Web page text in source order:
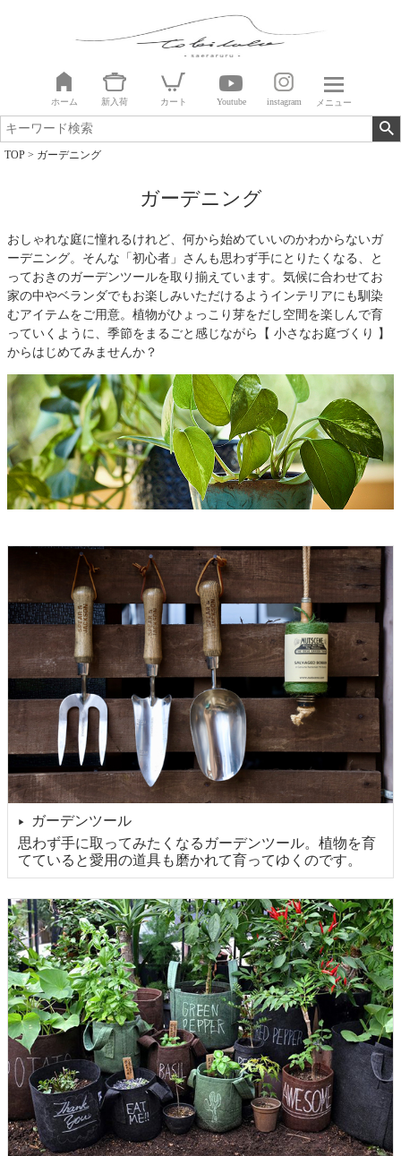
ホーム 新入荷 カート Youtube instagram メニュー
TOP ガーデニング
ガーデニング
おしゃれな庭に憧れるけれど、何から始めていいのかわからないガ
ーデニング。そんな「初心者」さんも思わず手にとりたくなる、と
っておきのガーデンツールを取り揃えています。気候に合わせてお
家の中やベランダでもお楽しみいただけるようインテリアにも馴染
むアイテムをご用意。植物がひょっこり芽をだし空間を楽しんで育
っていくように、季節をまるごと感じながら【 小さなお庭づくり 】
からはじめてみませんか？
▶
ガーデンツール
思わず手に取ってみたくなるガーデンツール。植物を育
てていると愛用の道具も磨かれて育ってゆくのです。